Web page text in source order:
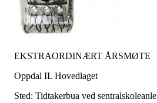
EKSTRAORDINÆRT ÅRSMØTE
Oppdal IL Hovedlaget
Sted: Tidtakerbua ved